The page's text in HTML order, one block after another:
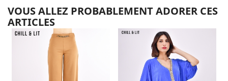
VOUS ALLEZ PROBABLEMENT ADORER CES
ARTICLES